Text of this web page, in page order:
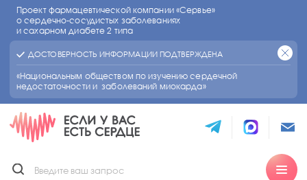
Проект фармацевтической компании «Сервье»
о сердечно-сосудистых заболеваниях
и сахарном диабете 2 типа
ДОСТОВЕРНОСТЬ ИНФОРМАЦИИ ПОДТВЕРЖДЕНА
«Национальным обществом по изучению сердечной
недостаточности и заболеваний миокарда»